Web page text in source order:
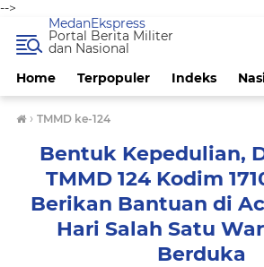
-->
Home Terpopuler Indeks
MedanEkspress
Portal Berita Militer
dan Nasional
› TMMD ke-124
Bentuk Kepedulian,
TMMD 124 Kodim
Berikan Bantuan di
Hari Salah Satu
Berduka